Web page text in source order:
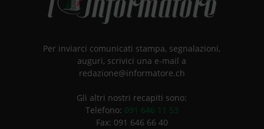
Per inviarci comunicati stampa, segnalazioni,
auguri, scrivici una e-mail a
redazione@informatore.ch
Gli altri nostri recapiti sono:
Telefono: 091 646 11 53
Fax: 091 646 66 40